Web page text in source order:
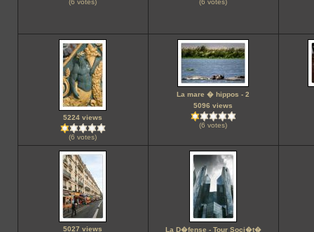
(6 votes) (6 votes)
5224 views
(6 votes)
La mare � hippos - 2
5096 views
(6 votes)
5027 views
La D�fense - Tour Soci�t�